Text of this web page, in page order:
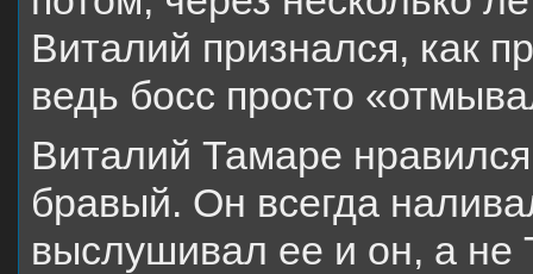
Виталий признался, как
ведь босс просто
Виталий Тамаре
бравый. Он всегда
выслушивал ее и он, а не